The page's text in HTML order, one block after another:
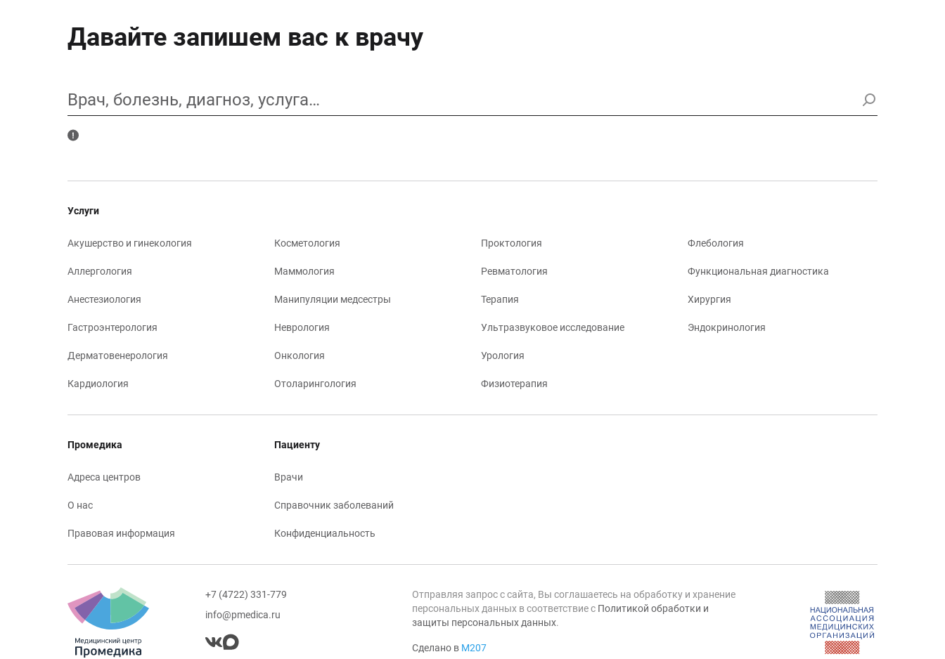
Давайте запишем вас к врачу
Врач, болезнь, диагноз, услуга…
Услуги
Акушерство и гинекология
Аллергология
Анестезиология
Гастроэнтерология
Дерматовенерология
Кардиология
Косметология
Маммология
Манипуляции медсестры
Неврология
Онкология
Отоларингология
Проктология
Ревматология
Терапия
Ультразвуковое исследование
Урология
Физиотерапия
Флебология
Функциональная диагностика
Хирургия
Эндокринология
Промедика
Адреса центров
О нас
Правовая информация
Пациенту
Врачи
Справочник заболеваний
Конфиденциальность
+7 (4722) 331-779
info@pmedica.ru
Отправляя запрос с сайта, Вы соглашаетесь на обработку и хранение
персональных данных в соответствие с Политикой обработки и
защиты персональных данных.
Сделано в М207